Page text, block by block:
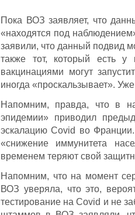
Пока ВОЗ заявляет, что
«находятся под
заявили, что данный подвид
также тот, который есть
вакцинациями могут
иногда «проскальзывает».
Напомним, правда, что в
эпидемии» приводил
эскалацию Covid во
«снижение иммунитета
временем теряют свой
Напомним, что на момент
ВОЗ уверяла, что это,
тестирование на Covid и не